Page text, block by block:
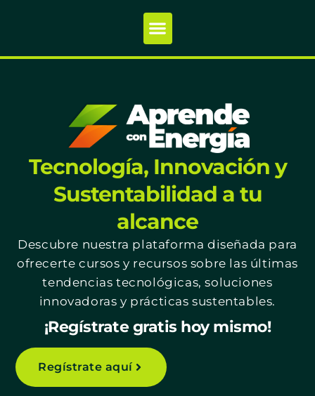
Tecnología, Innovación y
Sustentabilidad a tu
alcance
Descubre nuestra plataforma diseñada para
ofrecerte cursos y recursos sobre las últimas
tendencias tecnológicas, soluciones
innovadoras y prácticas sustentables.
¡Regístrate gratis hoy mismo!
Regístrate aquí